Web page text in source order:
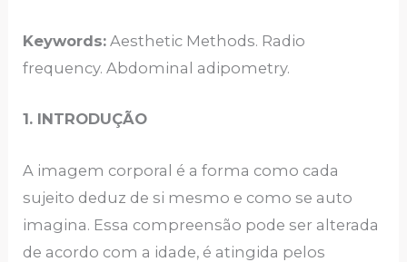
Keywords: Aesthetic Methods. Radio
frequency. Abdominal adipometry.
1. INTRODUÇÃO
A imagem corporal é a forma como cada
sujeito deduz de si mesmo e como se auto
imagina. Essa compreensão pode ser alterada
de acordo com a idade, é atingida pelos